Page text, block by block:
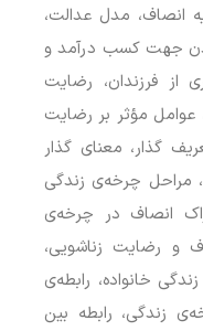
انصاف، مدل عدالت،
جهت کسب درآمد و
از فرزندان، رضایت
عوامل مؤثر بر رضایت
گذار، معنای گذار
مراحل چرخه‌ی زندگی
انصاف در چرخه‌ی
و رضایت زناشویی،
خانواده، رابطه‌ی
زندگی، رابطه بین